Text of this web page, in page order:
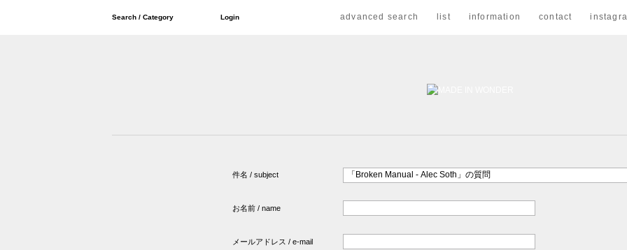
Search / Category Login advanced search list information contact
件名 / subject
お名前 / name
メールアドレス / e-mail